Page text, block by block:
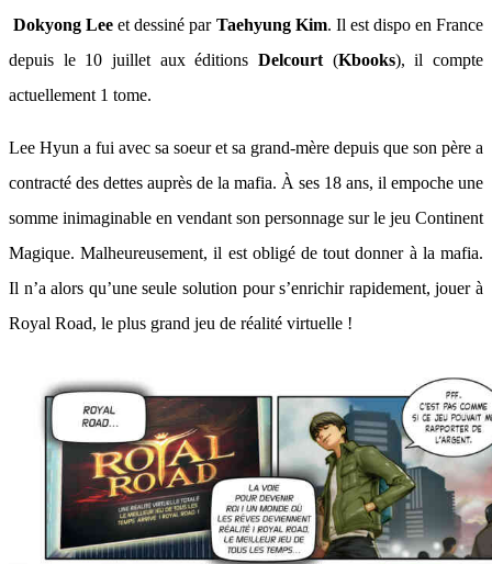
Dokyong Lee et dessiné par Taehyung Kim. Il est dispo en France
depuis le 10 juillet aux éditions Delcourt (Kbooks), il compte
actuellement 1 tome.
Lee Hyun a fui avec sa soeur et sa grand-mère depuis que son père a
contracté des dettes auprès de la mafia. À ses 18 ans, il empoche une
somme inimaginable en vendant son personnage sur le jeu Continent
Magique. Malheureusement, il est obligé de tout donner à la mafia.
Il n’a alors qu’une seule solution pour s’enrichir rapidement, jouer à
Royal Road, le plus grand jeu de réalité virtuelle !